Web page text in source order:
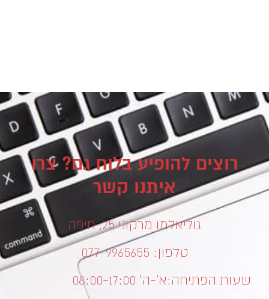
רוצים להופיע בלוח גם? צרו
איתנו קשר
גוליאלמו מרקוני 25, חיפה
טלפון: 077-9965655
שעות הפתיחה:א’-ה’ 08:00-17:00